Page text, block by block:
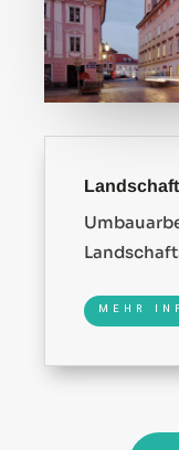
MEHR